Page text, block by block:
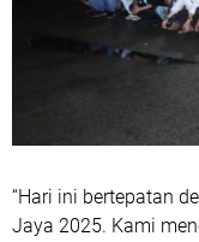
“Hari ini bertepatan
Jaya 2025. Kami